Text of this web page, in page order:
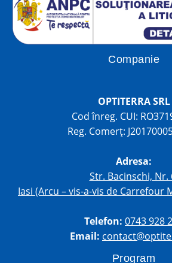
Companie
OPTITERRA SRL
Cod înreg. CUI:
Reg. Comerț:
Adresa:
Str. Bacinschi, Nr.
Iasi (Arcu – vis-a-vis de Carrefour
Telefon: 0743 928
Email:
Program